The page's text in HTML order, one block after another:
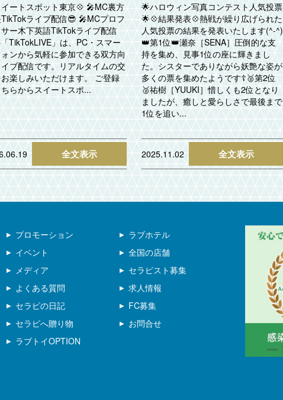
ートスポット東京💠 🎤MC裏方
ライブ配信😎 🎤MCプロフ
サー木下英語TikTokライブ配信
TikTokLIVE」は、PC・スマー
ォンから気軽に参加できる双方向
ブ配信です。リアルタイムの交
楽しみいただけます。 ご登録
らからスイートスポ...
全文表示
🌟ハロウィン写真コンテスト人気投票
🌟💠結果発表💠熱戦が繰り広げられた
人気投票の結果を発表いたします(^-^)
👑第1位👑瀬奈［SENA］圧倒的な支
持を集め、見事1位の座に輝きまし
た。シスターでありながら妖艶な姿が
多くの票を集めたようです☦️🥈第2位
🥈祐樹［YUUKI］惜しくも2位となり
ましたが、癒しと愛らしさで最後まで
1位を追い...
2025.11.02 全文表示
プロモーション
ラブホテル
イベント
全国の店舗
メディア
セラピスト募集
よくある質問
求人情報
セラピの日記
FC募集
セラピへ贈り物
お問合せ
ラブトイOPTION